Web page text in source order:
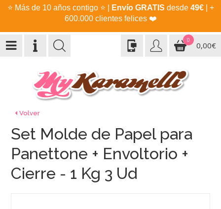
⭐ Más de 10 años contigo ⭐ Envío GRATIS desde 49€| +
600.000 clientes felices ❤️
0
0,00€
Volver
Set Molde de Papel para
Panettone + Envoltorio +
Cierre - 1 Kg 3 Ud